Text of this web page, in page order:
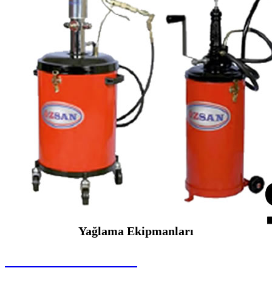
Yağlama Ekipmanları